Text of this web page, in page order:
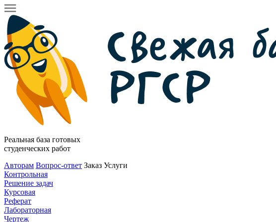
Реальная база готовых
студенческих работ
Авторам Вопрос-ответ Заказ Услуги
Контрольная
Решение задач
Курсовая
Реферат
Лабораторная
Чертеж